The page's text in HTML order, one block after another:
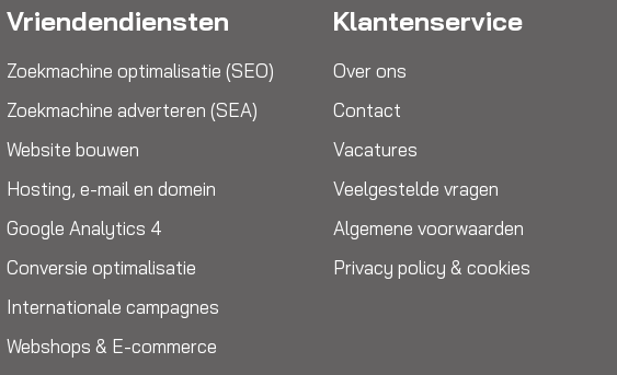
Vriendendiensten
Zoekmachine optimalisatie (SEO)
Zoekmachine adverteren (SEA)
Website bouwen
Hosting, e-mail en domein
Google Analytics 4
Conversie optimalisatie
Internationale campagnes
Webshops & E-commerce
Klantenservice
Over ons
Contact
Vacatures
Veelgestelde vragen
Algemene voorwaarden
Privacy policy & cookies